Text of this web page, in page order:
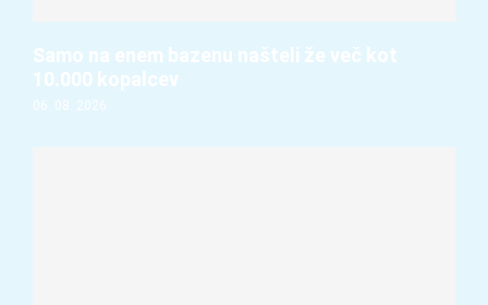
Samo na enem bazenu našteli že več kot
10.000 kopalcev
06. 08. 2026